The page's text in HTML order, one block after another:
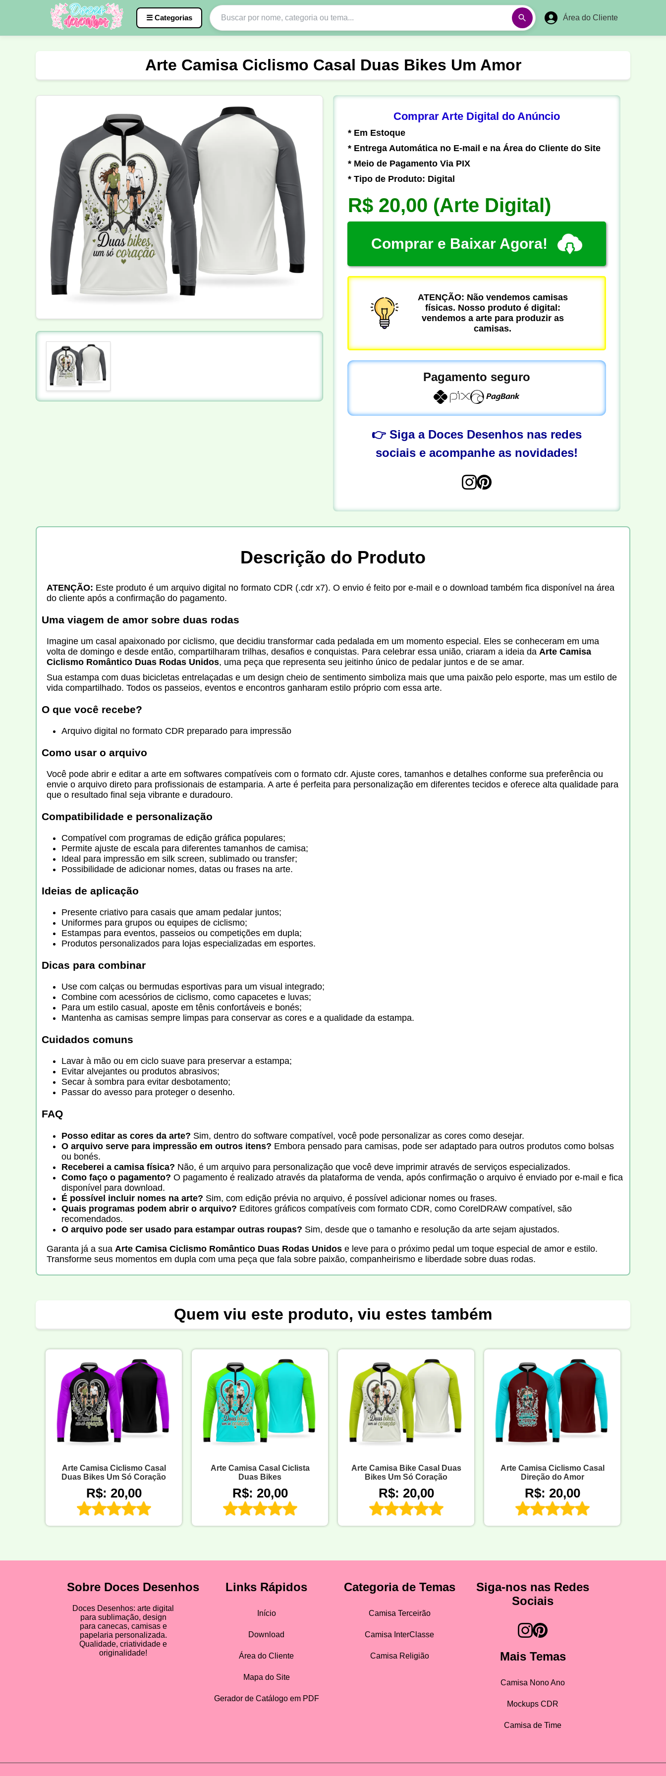
☰ Categorias Área do Cliente
Natal Agro Católica Vôlei Futebol Amador Pesca
Motocross Ciclismo Nail Designer Pedagogia Biologia Geografia História Matemática
Língua Portuguesa
Arte Camisa Ciclismo Casal Duas Bikes Um Amor
Comprar Arte Digital do Anúncio
* Em Estoque
* Entrega Automática no E-mail e na Área do Cliente do Site
* Meio de Pagamento Via PIX
* Tipo de Produto: Digital
R$ 20,00 (Arte Digital)
Comprar e Baixar Agora!
ATENÇÃO: Não vendemos camisas
físicas. Nosso produto é digital:
vendemos a arte para produzir as
camisas.
Pagamento seguro
👉 Siga a Doces Desenhos nas redes
sociais e acompanhe as novidades!
Descrição do Produto
ATENÇÃO: Este produto é um arquivo digital no formato CDR (.cdr x7). O envio é feito por e-mail e o download também fica disponível na área
do cliente após a confirmação do pagamento.
Uma viagem de amor sobre duas rodas
Imagine um casal apaixonado por ciclismo, que decidiu transformar cada pedalada em um momento especial. Eles se conheceram em uma
volta de domingo e desde então, compartilharam trilhas, desafios e conquistas. Para celebrar essa união, criaram a ideia da Arte Camisa
Ciclismo Romântico Duas Rodas Unidos, uma peça que representa seu jeitinho único de pedalar juntos e de se amar.
Sua estampa com duas bicicletas entrelaçadas e um design cheio de sentimento simboliza mais que uma paixão pelo esporte, mas um estilo de
vida compartilhado. Todos os passeios, eventos e encontros ganharam estilo próprio com essa arte.
O que você recebe?
Arquivo digital no formato CDR preparado para impressão
Como usar o arquivo
Você pode abrir e editar a arte em softwares compatíveis com o formato cdr. Ajuste cores, tamanhos e detalhes conforme sua preferência ou
envie o arquivo direto para profissionais de estamparia. A arte é perfeita para personalização em diferentes tecidos e oferece alta qualidade para
que o resultado final seja vibrante e duradouro.
Compatibilidade e personalização
Compatível com programas de edição gráfica populares;
Permite ajuste de escala para diferentes tamanhos de camisa;
Ideal para impressão em silk screen, sublimado ou transfer;
Possibilidade de adicionar nomes, datas ou frases na arte.
Ideias de aplicação
Presente criativo para casais que amam pedalar juntos;
Uniformes para grupos ou equipes de ciclismo;
Estampas para eventos, passeios ou competições em dupla;
Produtos personalizados para lojas especializadas em esportes.
Dicas para combinar
Use com calças ou bermudas esportivas para um visual integrado;
Combine com acessórios de ciclismo, como capacetes e luvas;
Para um estilo casual, aposte em tênis confortáveis e bonés;
Mantenha as camisas sempre limpas para conservar as cores e a qualidade da estampa.
Cuidados comuns
Lavar à mão ou em ciclo suave para preservar a estampa;
Evitar alvejantes ou produtos abrasivos;
Secar à sombra para evitar desbotamento;
Passar do avesso para proteger o desenho.
FAQ
Posso editar as cores da arte? Sim, dentro do software compatível, você pode personalizar as cores como desejar.
O arquivo serve para impressão em outros itens? Embora pensado para camisas, pode ser adaptado para outros produtos como bolsas
ou bonés.
Receberei a camisa física? Não, é um arquivo para personalização que você deve imprimir através de serviços especializados.
Como faço o pagamento? O pagamento é realizado através da plataforma de venda, após confirmação o arquivo é enviado por e-mail e fica
disponível para download.
É possível incluir nomes na arte? Sim, com edição prévia no arquivo, é possível adicionar nomes ou frases.
Quais programas podem abrir o arquivo? Editores gráficos compatíveis com formato CDR, como CorelDRAW compatível, são
recomendados.
O arquivo pode ser usado para estampar outras roupas? Sim, desde que o tamanho e resolução da arte sejam ajustados.
Garanta já a sua Arte Camisa Ciclismo Romântico Duas Rodas Unidos e leve para o próximo pedal um toque especial de amor e estilo.
Transforme seus momentos em dupla com uma peça que fala sobre paixão, companheirismo e liberdade sobre duas rodas.
Quem viu este produto, viu estes também
Arte Camisa Ciclismo Casal
Duas Bikes Um Só Coração
R$: 20,00
Arte Camisa Casal Ciclista
Duas Bikes
R$: 20,00
Arte Camisa Bike Casal Duas
Bikes Um Só Coração
R$: 20,00
Arte Camisa Ciclismo Casal
Direção do Amor
R$: 20,00
Sobre Doces Desenhos
Doces Desenhos: arte digital
para sublimação, design
para canecas, camisas e
papelaria personalizada.
Qualidade, criatividade e
originalidade!
Links Rápidos
Início
Download
Área do Cliente
Mapa do Site
Gerador de Catálogo em PDF
Categoria de Temas
Camisa Terceirão
Camisa InterClasse
Camisa Religião
Siga-nos nas Redes
Sociais
Mais Temas
Camisa Nono Ano
Mockups CDR
Camisa de Time